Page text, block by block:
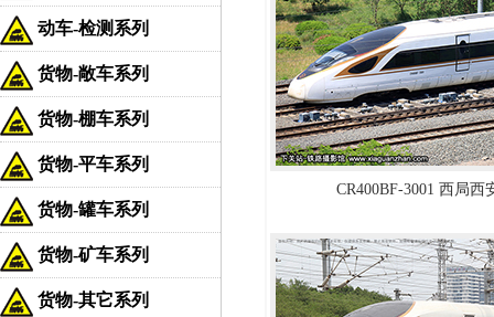
动车-检测系列
货物-敞车系列
货物-棚车系列
货物-平车系列
货物-罐车系列
货物-矿车系列
货物-其它系列
CR400BF-3001 西局西